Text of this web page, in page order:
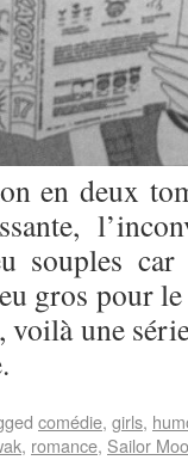
en deux
souples
gros pour
une
comédie, girls,
, romance, Sailor